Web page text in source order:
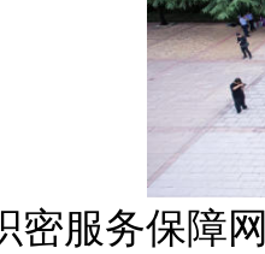
服务保障